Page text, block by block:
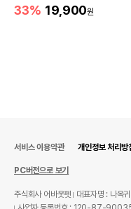
33% 19,900원
서비스 이용약관 개인정보 처리방
PC버전으로 보기
주식회사 어바웃펫
대표자명 : 나옥귀